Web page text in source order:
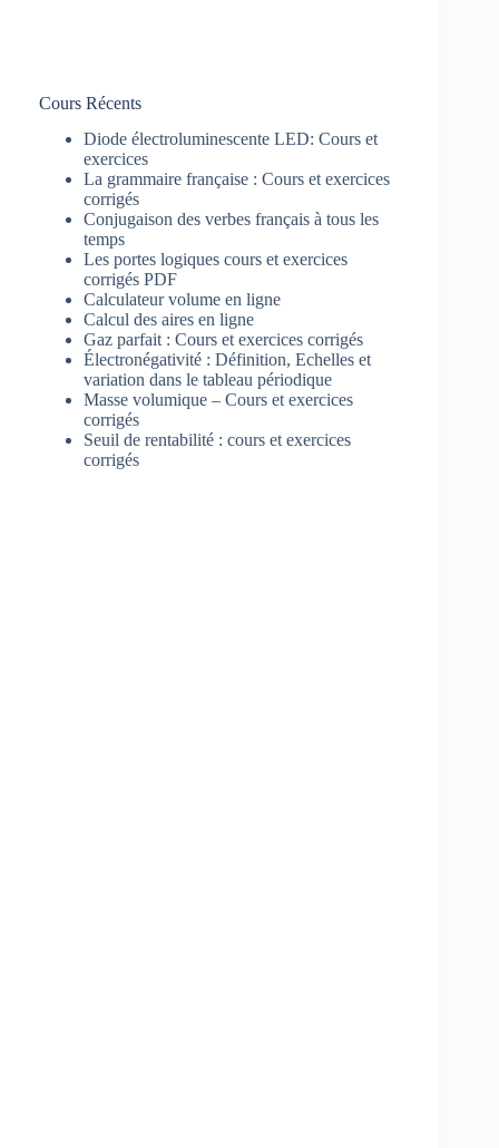
Cours Récents
Diode électroluminescente LED: Cours et
exercices
La grammaire française : Cours et exercices
corrigés
Conjugaison des verbes français à tous les
temps
Les portes logiques cours et exercices
corrigés PDF
Calculateur volume en ligne
Calcul des aires en ligne
Gaz parfait : Cours et exercices corrigés
Électronégativité : Définition, Echelles et
variation dans le tableau périodique
Masse volumique – Cours et exercices
corrigés
Seuil de rentabilité : cours et exercices
corrigés